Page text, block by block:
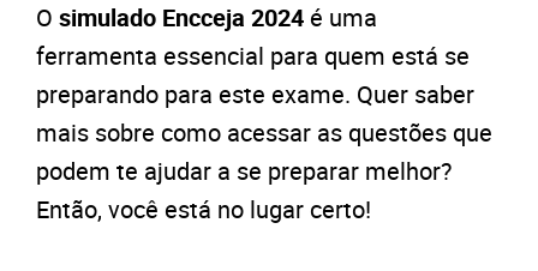
O simulado Encceja 2024 é uma
ferramenta essencial para quem está se
preparando para este exame. Quer saber
mais sobre como acessar as questões que
podem te ajudar a se preparar melhor?
Então, você está no lugar certo!